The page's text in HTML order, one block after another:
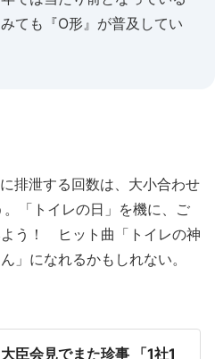
ても『O形』が普及してい
排泄する回数は、大小合わせ
「トイレの日」を機に、ご
う！ ヒット曲「トイレの神
」になれるかもしれない。
臣会見でまた珍事 「1社1